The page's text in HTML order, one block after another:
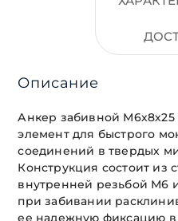
Описание
Анкер забивной
элемент для быстрого
соединений в твердых
Конструкция состоит из
внутренней резьбой М6
при забивании
ее надежную фиксацию в